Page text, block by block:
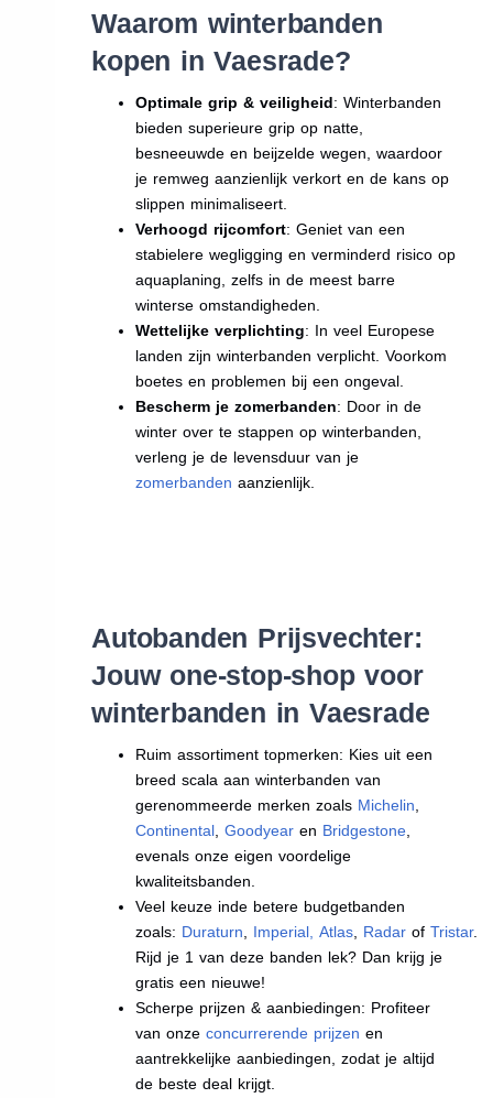
Waarom winterbanden
kopen in Vaesrade?
Optimale grip & veiligheid: Winterbanden
bieden superieure grip op natte,
besneeuwde en beijzelde wegen, waardoor
je remweg aanzienlijk verkort en de kans op
slippen minimaliseert.
Verhoogd rijcomfort: Geniet van een
stabielere wegligging en verminderd risico op
aquaplaning, zelfs in de meest barre
winterse omstandigheden.
Wettelijke verplichting: In veel Europese
landen zijn winterbanden verplicht. Voorkom
boetes en problemen bij een ongeval.
Bescherm je zomerbanden: Door in de
winter over te stappen op winterbanden,
verleng je de levensduur van je
zomerbanden aanzienlijk.
Autobanden Prijsvechter:
Jouw one-stop-shop voor
winterbanden in Vaesrade
Ruim assortiment topmerken: Kies uit een
breed scala aan winterbanden van
gerenommeerde merken zoals Michelin
Continental ,Goodyear en Bridgestone
evenals onze eigen voordelige
kwaliteitsbanden.
Veel keuze inde betere budgetbanden
zoals: Duraturn Imperial Atlas Radar ofTristar.
Rijd je 1 van deze banden lek? Dan krijg je
gratis een nieuwe!
Scherpe prijzen & aanbiedingen: Profiteer
van onzeconcurrerende prijzen en
aantrekkelijke aanbiedingen, zodat je altijd
de beste deal krijgt.